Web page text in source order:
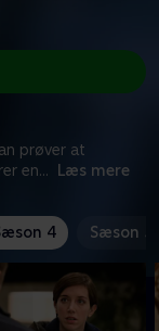
prøver at
en... Læs mere
4 Sæson 5